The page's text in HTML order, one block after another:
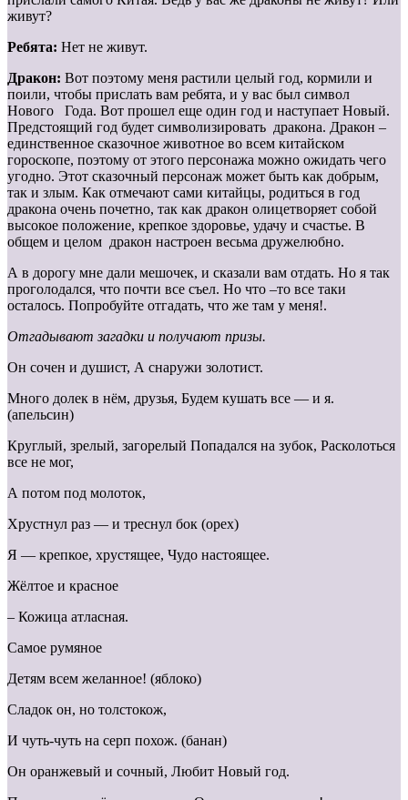
живут?
Ребята: Нет не живут.
Дракон: Вот поэтому меня растили целый год, кормили и
поили, чтобы прислать вам ребята, и у вас был символ
Нового Года. Вот прошел еще один год и наступает Новый.
Предстоящий год будет символизировать дракона. Дракон –
единственное сказочное животное во всем китайском
гороскопе, поэтому от этого персонажа можно ожидать чего
угодно. Этот сказочный персонаж может быть как добрым,
так и злым. Как отмечают сами китайцы, родиться в год
дракона очень почетно, так как дракон олицетворяет собой
высокое положение, крепкое здоровье, удачу и счастье. В
общем и целом дракон настроен весьма дружелюбно.
А в дорогу мне дали мешочек, и сказали вам отдать. Но я так
проголодался, что почти все съел. Но что –то все таки
осталось. Попробуйте отгадать, что же там у меня!.
Отгадывают загадки и получают призы.
Он сочен и душист, А снаружи золотист.
Много долек в нём, друзья, Будем кушать все — и я.
(апельсин)
Круглый, зрелый, загорелый Попадался на зубок, Расколоться
все не мог,
А потом под молоток,
Хрустнул раз — и треснул бок (орех)
Я — крепкое, хрустящее, Чудо настоящее.
Жёлтое и красное
– Кожица атласная.
Самое румяное
Детям всем желанное! (яблоко)
Сладок он, но толстокож,
И чуть-чуть на серп похож. (банан)
Он оранжевый и сочный, Любит Новый год.